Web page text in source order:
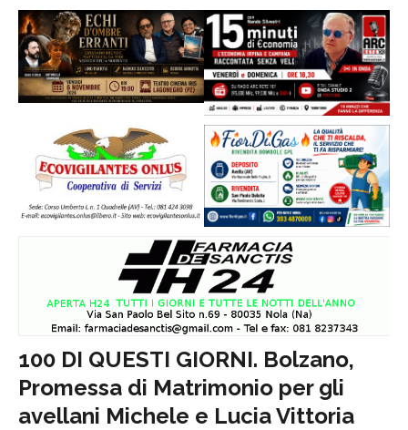
100 DI QUESTI GIORNI. Bolzano,
Promessa di Matrimonio per gli
avellani Michele e Lucia Vittoria